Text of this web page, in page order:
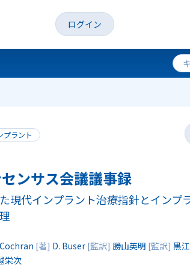
ログイン
プラント
ンサス会議議事録
現代インプラント治療指針とインプ
[著] D. Buser [監訳] 勝山英明 [監訳] 黒
栄次